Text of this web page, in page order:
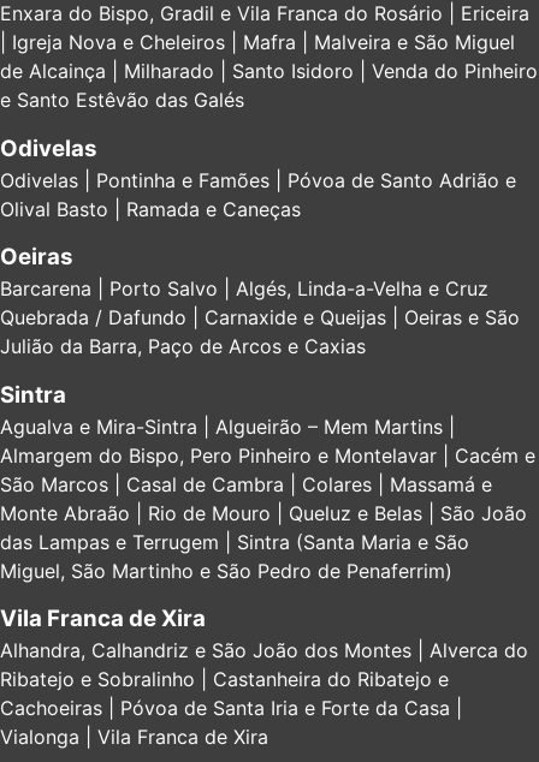
Enxara do Bispo, Gradil e Vila Franca do Rosário | Ericeira
| Igreja Nova e Cheleiros | Mafra | Malveira e São Miguel
de Alcainça | Milharado | Santo Isidoro | Venda do Pinheiro
e Santo Estêvão das Galés
Odivelas
Odivelas | Pontinha e Famões | Póvoa de Santo Adrião e
Olival Basto | Ramada e Caneças
Oeiras
Barcarena | Porto Salvo | Algés, Linda-a-Velha e Cruz
Quebrada / Dafundo | Carnaxide e Queijas | Oeiras e São
Julião da Barra, Paço de Arcos e Caxias
Sintra
Agualva e Mira-Sintra | Algueirão – Mem Martins |
Almargem do Bispo, Pero Pinheiro e Montelavar | Cacém e
São Marcos | Casal de Cambra | Colares | Massamá e
Monte Abraão | Rio de Mouro | Queluz e Belas | São João
das Lampas e Terrugem | Sintra (Santa Maria e São
Miguel, São Martinho e São Pedro de Penaferrim)
Vila Franca de Xira
Alhandra, Calhandriz e São João dos Montes | Alverca do
Ribatejo e Sobralinho | Castanheira do Ribatejo e
Cachoeiras | Póvoa de Santa Iria e Forte da Casa |
Vialonga | Vila Franca de Xira